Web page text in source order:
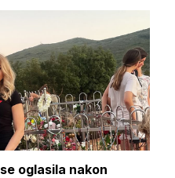
oglasila nakon